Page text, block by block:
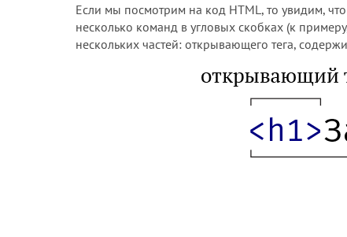
Если мы посмотрим на код HTML, то увидим,
несколько команд в угловых скобках (к
нескольких частей: открывающего тега,